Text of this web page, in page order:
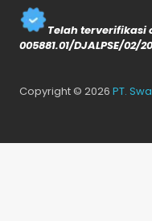
Telah terverifikasi
005881.01/DJALPSE/02/
Copyright © 2026 PT.